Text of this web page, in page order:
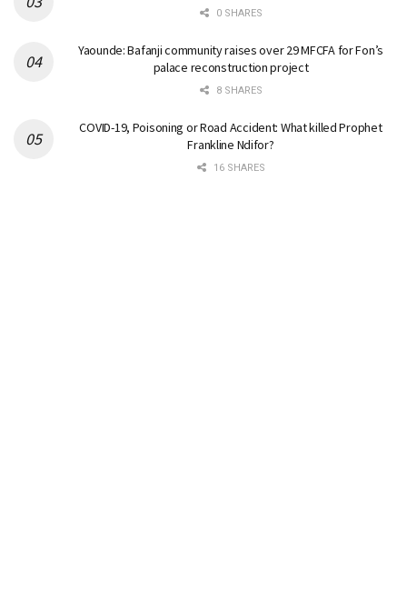
0 SHARES
Yaounde: Bafanji community raises over 29 MFCFA for Fon’s
palace reconstruction project
8 SHARES
COVID-19, Poisoning or Road Accident: What killed Prophet
Frankline Ndifor?
16 SHARES